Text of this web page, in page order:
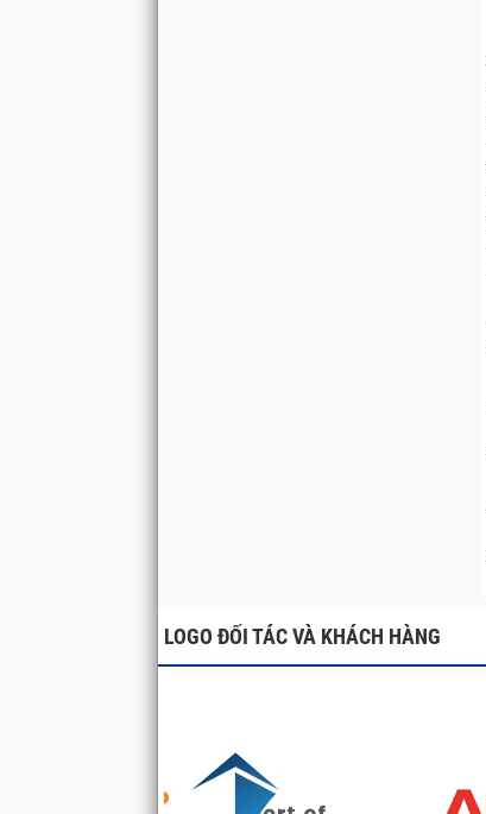
LOGO ĐỐI TÁC VÀ KHÁCH HÀNG